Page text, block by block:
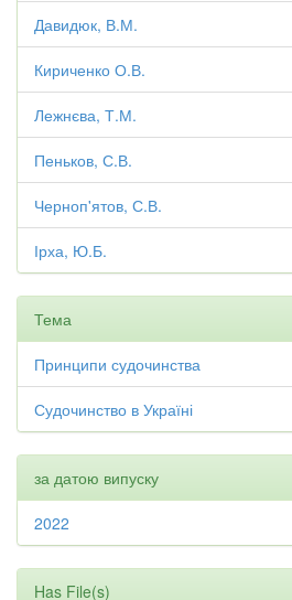
Давидюк, В.М.
Кириченко О.В.
Лежнєва, Т.М.
Пеньков, С.В.
Черноп'ятов, С.В.
Ірха, Ю.Б.
Тема
Принципи судочинства
Судочинство в Україні
за датою випуску
2022
Has File(s)